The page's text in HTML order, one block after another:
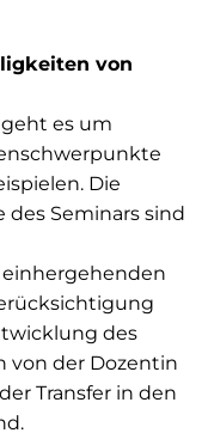
von
es um
Die
Seminars sind
des
von der Dozentin
Transfer in den